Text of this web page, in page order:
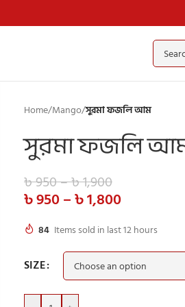
Home/Mango/সুরমা ফজলি আম
সুরমা ফজলি
৳950–৳1,900
৳950–৳1,800
84 Items sold in last 12 hours
SIZE